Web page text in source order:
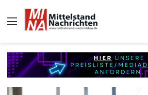
Auswahl